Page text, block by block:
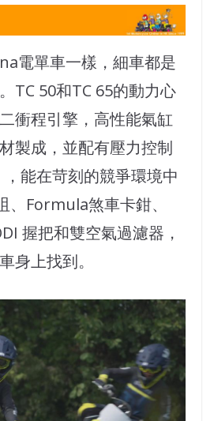
電單車一樣，細車都是
TC 50和TC 65的動力心
衝程引擎，高性能氣缸
製成，並配有壓力控制
，能在苛刻的競爭環境中
、Formula煞車卡鉗、
握把和雙空氣過濾器，
身上找到。